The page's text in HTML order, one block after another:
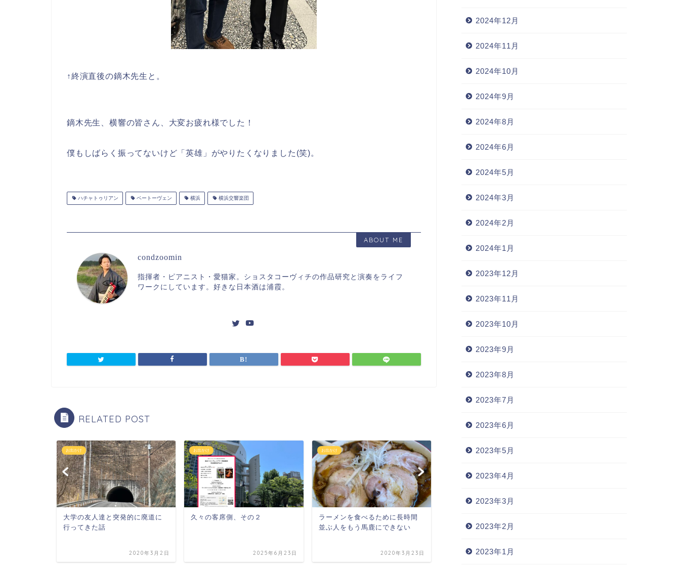
↑終演直後の鏑木先生と。
鏑木先生、横響の皆さん、大変お疲れ様でした！
僕もしばらく振ってないけど「英雄」がやりたくなりました(笑)。
ハチャトゥリアン ベートーヴェン 横浜 横浜交響楽団
ABOUT ME
condzoomin
指揮者・ピアニスト・愛猫家。ショスタコーヴィチの作品研究と演奏をライフ
ワークにしています。好きな日本酒は浦霞。
RELATED POST
お出かけ
大学の友人達と突発的に廃道に
行ってきた話
2020年3月2日
お出かけ
久々の客席側、その２
2025年6月23日
お出かけ
ラーメンを食べるために長時間
並ぶ人をもう馬鹿にできない
2020年3月23日
行ってきた話
2020年3月2日
2024年12月
2024年11月
2024年10月
2024年9月
2024年8月
2024年6月
2024年5月
2024年3月
2024年2月
2024年1月
2023年12月
2023年11月
2023年10月
2023年9月
2023年8月
2023年7月
2023年6月
2023年5月
2023年4月
2023年3月
2023年2月
2023年1月